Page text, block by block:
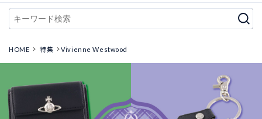
HOME 特集 Vivienne Westwood